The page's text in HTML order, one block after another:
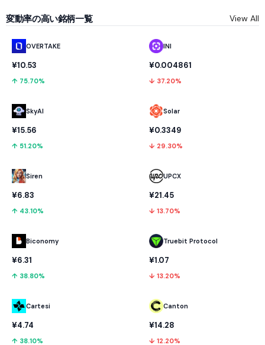
変動率の高い銘柄一覧 View All
OVERTAKE
¥10.53
↑ 75.70%
SkyAI
¥15.56
↑ 51.20%
Siren
¥6.83
↑ 43.10%
Biconomy
¥6.31
↑ 38.80%
Cartesi
¥4.74
↑ 38.10%
INI
¥0.004861
↓ 37.20%
Solar
¥0.3349
↓ 29.30%
UPCX
¥21.45
↓ 13.70%
Truebit Protocol
¥1.07
↓ 13.20%
Canton
¥14.28
↓ 12.20%